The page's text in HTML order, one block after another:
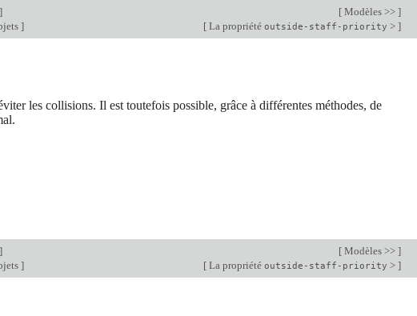
] [ Modèles >> ]
] [ La propriété outside-staff-priority > ]
les collisions. Il est toutefois possible, grâce à différentes méthodes, de
] [ Modèles >> ]
] [ La propriété outside-staff-priority > ]